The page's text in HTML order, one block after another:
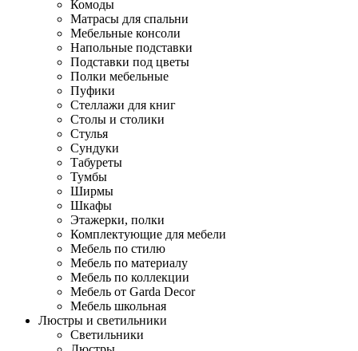
Комоды
Матрасы для спальни
Мебельные консоли
Напольные подставки
Подставки под цветы
Полки мебельные
Пуфики
Стеллажи для книг
Столы и столики
Стулья
Сундуки
Табуреты
Тумбы
Ширмы
Шкафы
Этажерки, полки
Комплектующие для мебели
Мебель по стилю
Мебель по материалу
Мебель по коллекции
Мебель от Garda Decor
Мебель школьная
Люстры и светильники
Светильники